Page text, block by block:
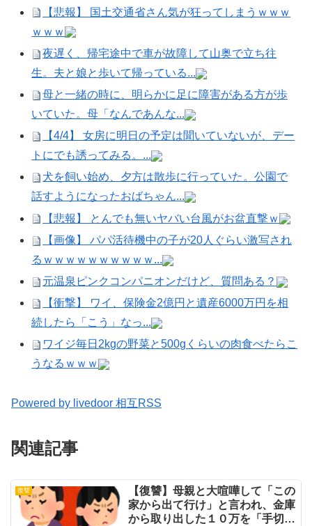
【悲報】 国土交通省さん気が狂ってしまうｗｗｗ
ｗｗｗ
夜遅く、帰宅途中で車が故障して山奥で立ち往
生。夫と娘と歩いて帰っている...
母と一緒の時に、明らかに足に障害がある方が歩
いていた。母「なんであんな...
【4/4】 女房に明日の予定は聞いていないが、デー
トにでも誘ってみる。...
犬を飼い始め、夕方は散歩に行っていた。公園で
話すようになったおばちゃん...
【悲報】 とんでも無いヤバい台風がお盆直撃ｗ
【画像】 パパ活待機中の子が20人ぐらい激写され
るｗｗｗｗｗｗｗｗｗｗ...
元温泉ピンクコンパニオンだけど、質問ある？
【衝撃】 ワイ、保険金2億円と遺産6000万円を相
続したら「こう」なっ...
ワイジ毎日2kgの野菜と500gくらいの肉食べたらこ
うなるｗｗｗ
Powered by livedoor 相互RSS
関連記事
復讐
【復讐】母親と大喧嘩して「この
家から出て行け」と言われ、金庫
から取り出した１０万を「手切れ